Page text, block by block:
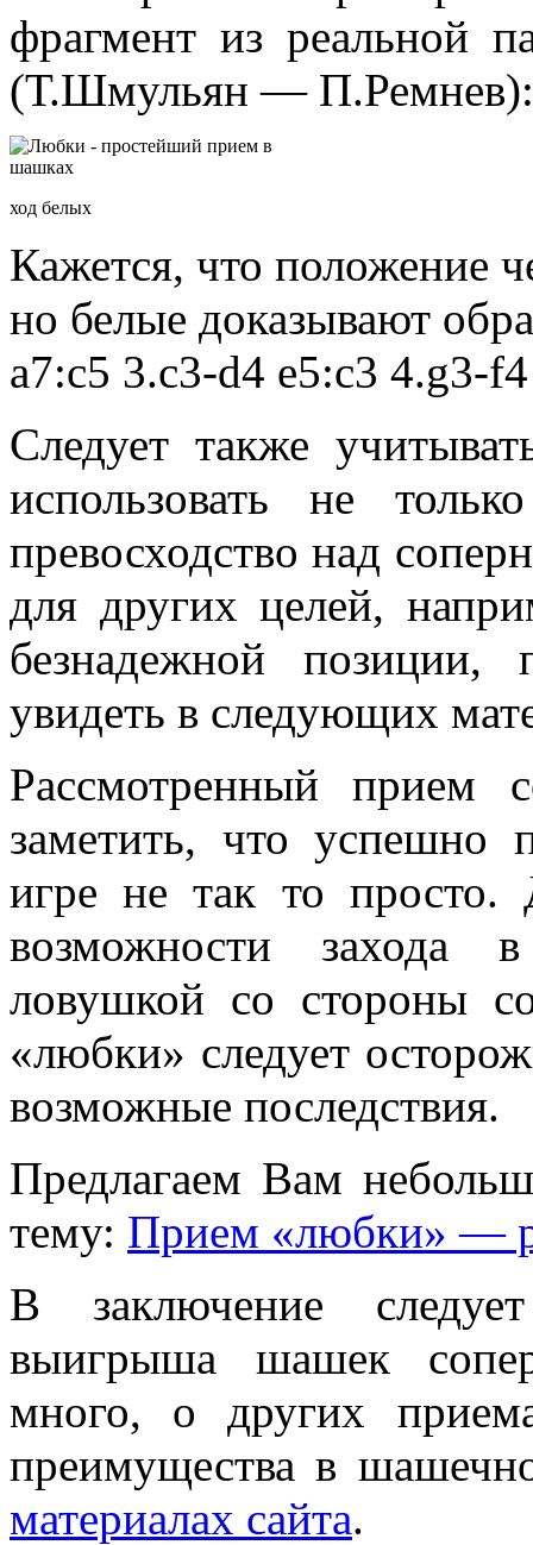
фрагмент из реальной
(Т.Шмульян — П.Ремнев):
ход белых
Кажется, что положение
но белые доказывают
а7:с5 3.с3-d4 е5:с3 4.g3-
Следует также
использовать не
превосходство над
для других целей,
безнадежной
увидеть в следующих
Рассмотренный прием
заметить, что успешно
игре не так то просто.
возможности захода
ловушкой со стороны
«любки» следует
возможные последствия.
Предлагаем Вам
тему: Прием «любки» —
В заключение
выигрыша шашек
много, о других
преимущества в
материалах сайта.